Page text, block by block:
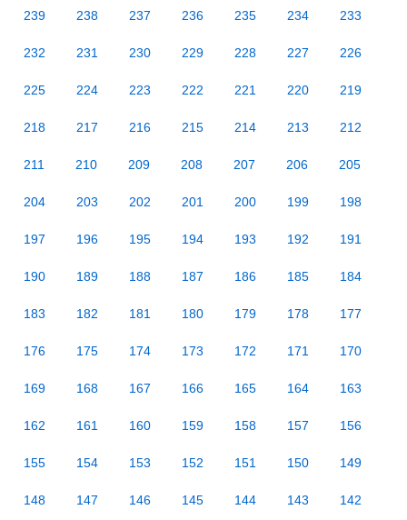
239 238 237 236 235 234 233
232 231 230 229 228 227 226
225 224 223 222 221 220 219
218 217 216 215 214 213 212
211 210 209 208 207 206 205
204 203 202 201 200 199 198
197 196 195 194 193 192 191
190 189 188 187 186 185 184
183 182 181 180 179 178 177
176 175 174 173 172 171 170
169 168 167 166 165 164 163
162 161 160 159 158 157 156
155 154 153 152 151 150 149
148 147 146 145 144 143 142